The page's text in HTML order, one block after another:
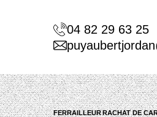
04 82 29 63 25
FERRAILLEUR RACHAT DE